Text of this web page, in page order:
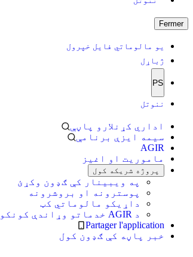
Fermer
یو مالوماتي فایل خپرول
ژباړل
PS
ننوتل
اداري کړنلارو پاڼې
سیمه ایزې برنامې
AGIR
ماموریت او اغیز
پروژه شریکه کول
په ویبینار کې ګډون وکړئ
پوسترونه او بروشرونه
داړیکو مالوماتي کټ
د AGIR خدماتو وړاندې کونکو لپاره
Partager l'application
خبر پاڼه کې ګډون کول